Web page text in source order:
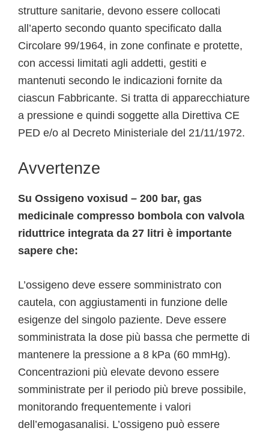
strutture sanitarie, devono essere collocati
all’aperto secondo quanto specificato dalla
Circolare 99/1964, in zone confinate e protette,
con accessi limitati agli addetti, gestiti e
mantenuti secondo le indicazioni fornite da
ciascun Fabbricante. Si tratta di apparecchiature
a pressione e quindi soggette alla Direttiva CE
PED e/o al Decreto Ministeriale del 21/11/1972.
Avvertenze
Su Ossigeno voxisud – 200 bar, gas
medicinale compresso bombola con valvola
riduttrice integrata da 27 litri è importante
sapere che:
L’ossigeno deve essere somministrato con
cautela, con aggiustamenti in funzione delle
esigenze del singolo paziente. Deve essere
somministrata la dose più bassa che permette di
mantenere la pressione a 8 kPa (60 mmHg).
Concentrazioni più elevate devono essere
somministrate per il periodo più breve possibile,
monitorando frequentemente i valori
dell’emogasanalisi. L’ossigeno può essere